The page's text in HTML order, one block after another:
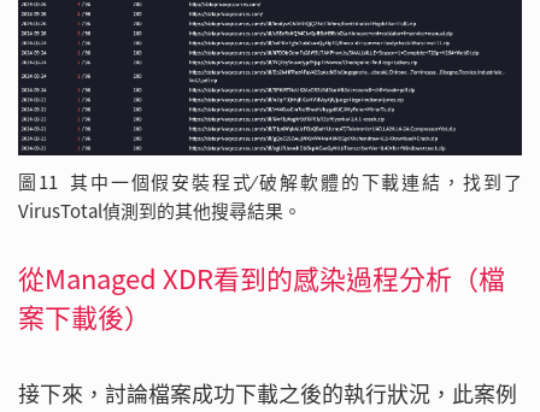
圖11 其中一個假安裝程式∕破解軟體的下載連結，找到了
VirusTotal偵測到的其他搜尋結果。
從Managed XDR看到的感染過程分析（檔
案下載後）
接下來，討論檔案成功下載之後的執行狀況，此案例